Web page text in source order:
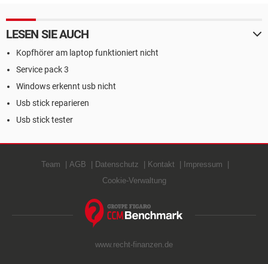
LESEN SIE AUCH
Kopfhörer am laptop funktioniert nicht
Service pack 3
Windows erkennt usb nicht
Usb stick reparieren
Usb stick tester
Team AGB Datenschutz Kontakt
Impressum
Cookie-Verwaltung
www.recht-finanzen.de